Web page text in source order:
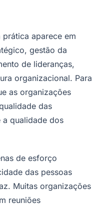
aparece em
gestão da
de lideranças,
organizacional. Para
as organizações
das
a qualidade dos
de esforço
das pessoas
Muitas organizações
reuniões